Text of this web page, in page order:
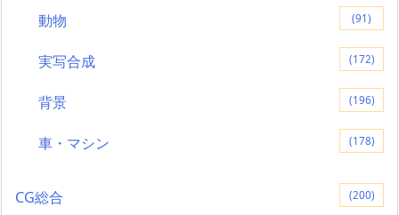
動物 (91)
実写合成 (172)
背景 (196)
車・マシン (178)
CG総合 (200)